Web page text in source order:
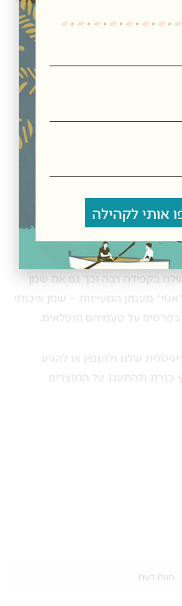
חוות דעת
קורטינה בבקבוק מעוצב
שמן זית טהור ואיכותי מזנים
או בבקבוק פח מעוצב.
בקפידה רבה וכך גם את שמן
מעמק המעיינות – שמן איכותי
בפרסים על טעמיהם הנפלאים.
שלנו ולהזמין או להגיע
כנרת ולהתענג על המוצרים
אותי לקהילה